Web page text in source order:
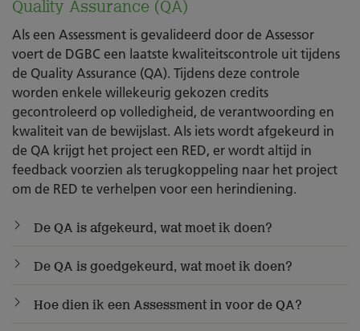
Quality Assurance (QA)
Als een Assessment is gevalideerd door de Assessor
voert de DGBC een laatste kwaliteitscontrole uit tijdens
de Quality Assurance (QA). Tijdens deze controle
worden enkele willekeurig gekozen credits
gecontroleerd op volledigheid, de verantwoording en
kwaliteit van de bewijslast. Als iets wordt afgekeurd in
de QA krijgt het project een RED, er wordt altijd in
feedback voorzien als terugkoppeling naar het project
om de RED te verhelpen voor een herindiening.
De QA is afgekeurd, wat moet ik doen?
De QA is goedgekeurd, wat moet ik doen?
Hoe dien ik een Assessment in voor de QA?